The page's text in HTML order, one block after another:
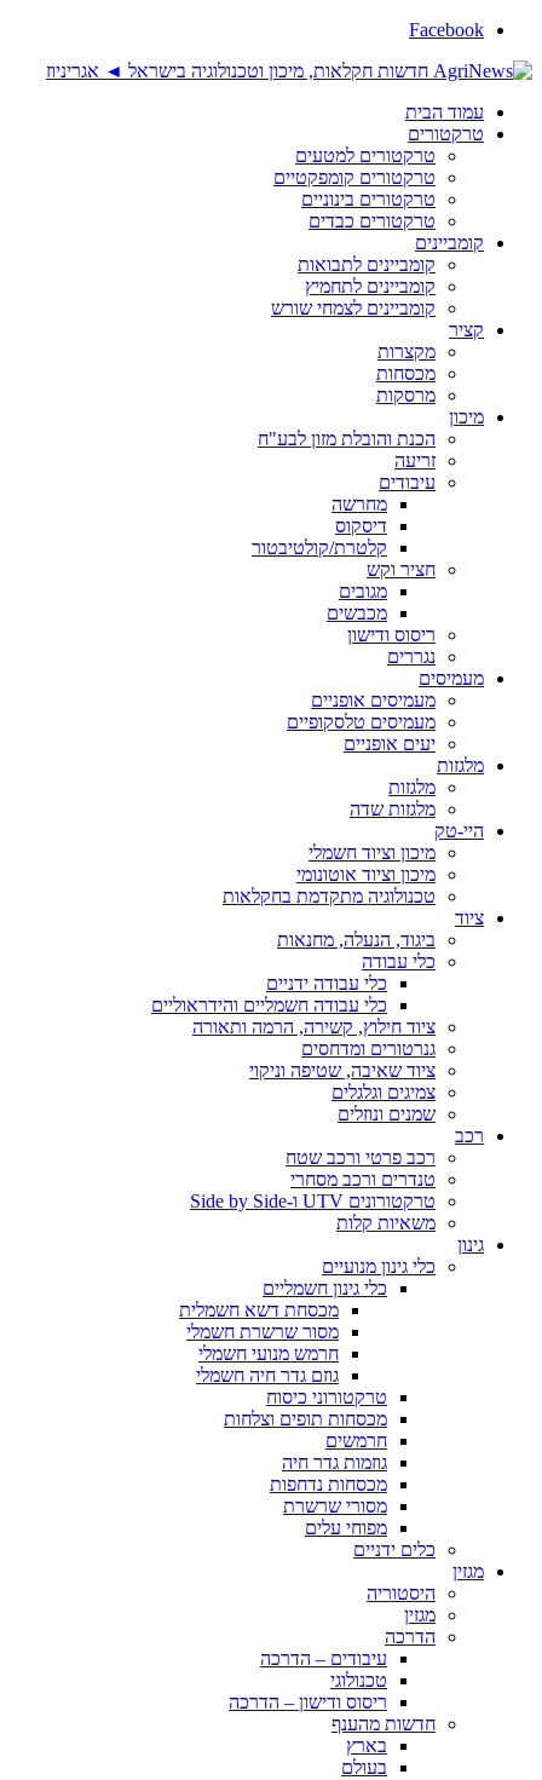
Facebook
עמוד הבית
טרקטורים
טרקטורים למטעים
טרקטורים קומפקטיים
טרקטורים בינוניים
טרקטורים כבדים
קומביינים
קומביינים לתבואות
קומביינים לתחמיץ
קומביינים לצמחי שורש
קציר
מקצרות
מכסחות
מרסקות
מיכון
הכנת והובלת מזון לבע"ח
זריעה
עיבודים
מחרשה
דיסקוס
קלטרת/קולטיבטור
חציר וקש
מגובים
מכבשים
ריסוס ודישון
נגררים
מעמיסים
מעמיסים אופניים
מעמיסים טלסקופיים
יעים אופניים
מלגזות
מלגזות
מלגזות שדה
היי-טק
מיכון וציוד חשמלי
מיכון וציוד אוטונומי
טכנולוגיה מתקדמת בחקלאות
ציוד
ביגוד, הנעלה, מחנאות
כלי עבודה
כלי עבודה ידניים
כלי עבודה חשמליים והידראוליים
ציוד חילוץ, קשירה, הרמה ותאורה
גנרטורים ומדחסים
ציוד שאיבה, שטיפה וניקוי
צמיגים וגלגלים
שמנים ונוזלים
רכב
רכב פרטי ורכב שטח
טנדרים ורכב מסחרי
טרקטורונים UTV ו-Side by Side
משאיות קלות
גינון
כלי גינון מנועיים
כלי גינון חשמליים
מכסחת דשא חשמלית
מסור שרשרת חשמלי
חרמש מנועי חשמלי
גוזם גדר חיה חשמלי
טרקטורוני כיסוח
מכסחות תופים וצלחות
חרמשים
גוזמות גדר חיה
מכסחות נדחפות
מסורי שרשרת
מפוחי עלים
כלים ידניים
מגזין
היסטוריה
מגזין
הדרכה
עיבודים – הדרכה
טכנולוגי
ריסוס ודישון – הדרכה
חדשות מהענף
בארץ
בעולם